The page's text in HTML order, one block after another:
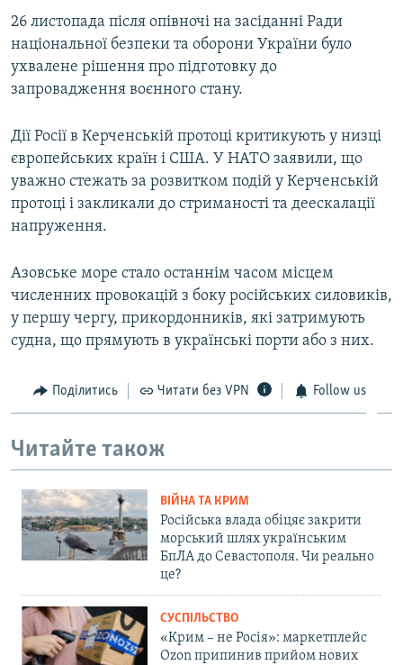
26 листопада після опівночі на засіданні Ради
національної безпеки та оборони України було
ухвалене рішення про підготовку до
запровадження воєнного стану.
Дії Росії в Керченській протоці критикують у низці
європейських країн і США. У НАТО заявили, що
уважно стежать за розвитком подій у Керченській
протоці і закликали до стриманості та деескалації
напруження.
Азовське море стало останнім часом місцем
численних провокацій з боку російських силовиків,
у першу чергу, прикордонників, які затримують
судна, що прямують в українські порти або з них.
Поділитись Читати без VPN Follow us
Читайте також
ВІЙНА ТА КРИМ
Російська влада обіцяє закрити
морський шлях українським
БпЛА до Севастополя. Чи реально
це?
СУСПІЛЬСТВО
«Крим – не Росія»: маркетплейс
Ozon припинив прийом нових